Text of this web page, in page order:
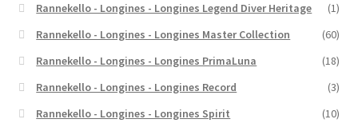
Rannekello - Longines - Longines Legend Diver Heritage
(1)
Rannekello - Longines - Longines Master Collection
(60)
Rannekello - Longines - Longines PrimaLuna
(18)
Rannekello - Longines - Longines Record
(3)
Rannekello - Longines - Longines Spirit
(10)